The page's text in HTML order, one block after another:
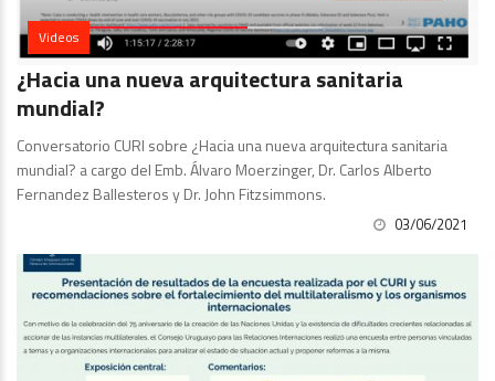
Videos
¿Hacia una nueva arquitectura sanitaria
mundial?
Conversatorio CURI sobre ¿Hacia una nueva arquitectura sanitaria
mundial? a cargo del Emb. Álvaro Moerzinger, Dr. Carlos Alberto
Fernandez Ballesteros y Dr. John Fitzsimmons.
03/06/2021